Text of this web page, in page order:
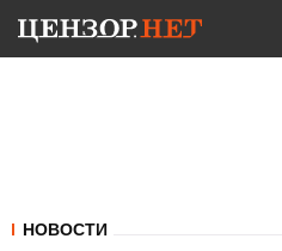
НОВОСТИ